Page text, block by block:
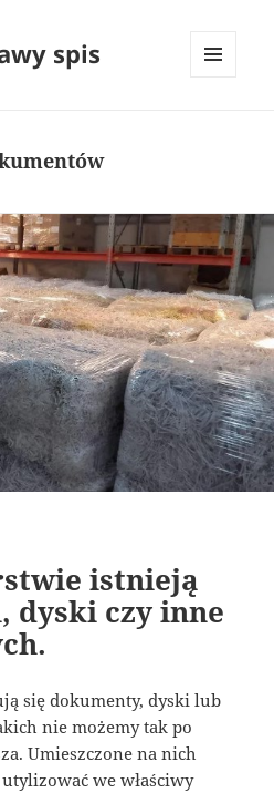
spis
istnieją
dyski czy inne
się dokumenty, dyski lub
nie możemy tak po
Umieszczone na nich
we właściwy